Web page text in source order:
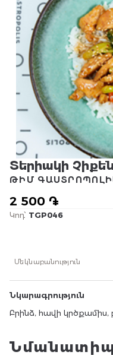
Տերիակի Չիքեն
2 500 ֏
ԹԻՄ
Կոդ՝ TGP046
Մեկնաբանություն
Նկարագրություն
Բրինձ, հավի կրծքամիս,